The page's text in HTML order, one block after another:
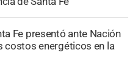
Fe presentó ante Nación
costos energéticos en la